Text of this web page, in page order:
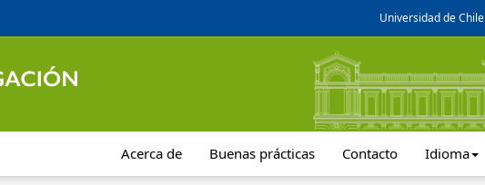
Universidad de Chile
Acerca de Buenas prácticas Contacto Idioma